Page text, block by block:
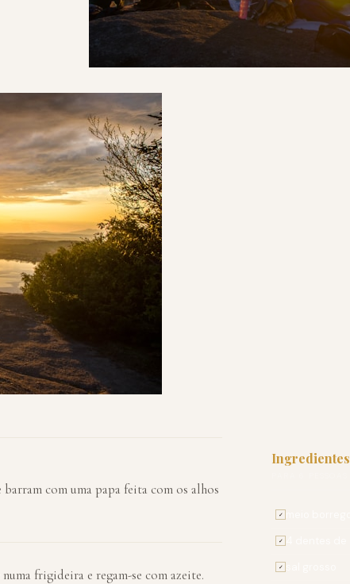
com uma papa feita com os alhos
frigideira e regam-se com azeite.
Ingredientes
✓
✓
✓